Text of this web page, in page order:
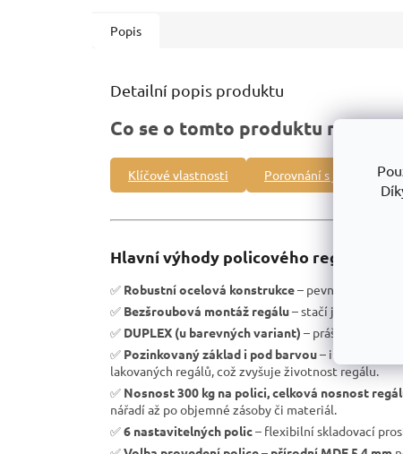
Popis
Detailní popis produktu
Co se o tomto produktu můžete
Klíčové vlastnosti Porovnání s jinými
Hlavní výhody policového regálu RH:
✅ Robustní ocelová konstrukce– pevnost a vysoká
✅ Bezšroubová montáž regálu– stačí jen
✅ DUPLEX (u barevných variant) – práškové
✅ Pozinkovaný základ i pod barvou– i při lokálním
lakovaných regálů, což zvyšuje životnost regálu.
✅ Nosnost 300 kg na polici, celková nosnost
nářadí až po objemné zásoby či materiál.
✅6 nastavitelných polic– flexibilní skladovací